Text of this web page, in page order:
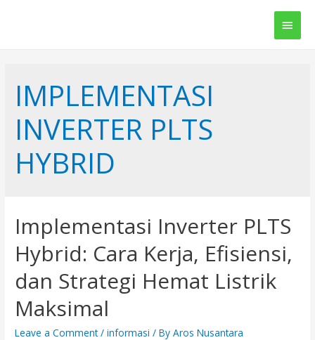
Main
IMPLEMENTASI
INVERTER PLTS
HYBRID
Implementasi Inverter PLTS
Hybrid: Cara Kerja, Efisiensi,
dan Strategi Hemat Listrik
Maksimal
Leave a Comment /informasi / ByAros Nusantara